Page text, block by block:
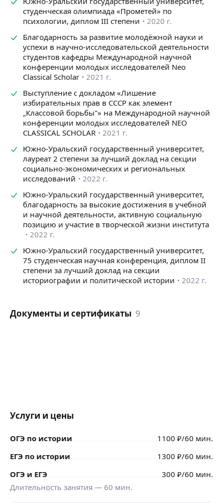
студенческая олимпиада «Прометей» по
психологии, диплом III степени
2020 г.
Благодарность за развитие молодёжной науки и
успехи в научно-исследовательской деятельности
студентов кафедры Международной научной
конференции молодых исследователей Neo
Classical Scholar
2021 г.
Выступление с докладом «Лишение
избирательных прав в СССР как элемент
„Классовой борьбы"» на Международной научной
конференции молодых исследователей NEO
CLASSICAL SCHOLAR
2021 г.
Южно-Уральский государственный университет,
лауреат 2 степени за лучший доклад на секции
социально-экономических и региональных
исследований
2022 г.
Южно-Уральский государственный университет,
благодарность за высокие достижения в учебной
и научной деятельности, активную социальную
позицию и участие в творческой жизни института
2022 г.
Южно-Уральский государственный университет,
75 студенческая научная конференция, диплом II
степени за лучший доклад на секции
историографии и политической истории
2022 г.
Документы и сертификаты 9
Услуги и цены
ОГЭ по истории 1100 ₽/60 мин.
ЕГЭ по истории
1300 ₽/60 мин.
ОГЭ и ЕГЭ
300 ₽/60 мин.
Длительность занятия — 60 мин.